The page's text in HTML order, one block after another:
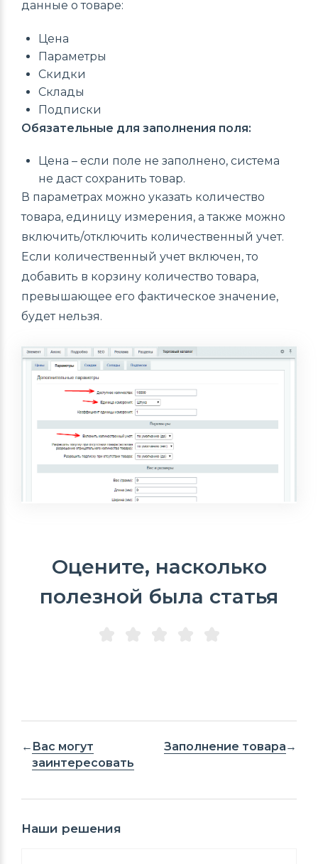
данные о товаре:
Цена
Параметры
Скидки
Склады
Подписки
Обязательные для заполнения поля:
Цена – если поле не заполнено, система
не даст сохранить товар.
В параметрах можно указать количество
товара, единицу измерения, а также можно
включить/отключить количественный учет.
Если количественный учет включен, то
добавить в корзину количество товара,
превышающее его фактическое значение,
будет нельзя.
Оцените, насколько
полезной была статья
Вас могут
заинтересовать
Заполнение товара
Наши решения